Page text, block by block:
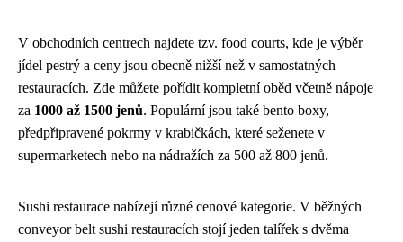
V obchodních centrech najdete tzv. food courts, kde je výběr
jídel pestrý a ceny jsou obecně nižší než v samostatných
restauracích. Zde můžete pořídit kompletní oběd včetně nápoje
za 1000 až 1500 jenů. Populární jsou také bento boxy,
předpřipravené pokrmy v krabičkách, které seženete v
supermarketech nebo na nádražích za 500 až 800 jenů.
Sushi restaurace nabízejí různé cenové kategorie. V běžných
conveyor belt sushi restauracích stojí jeden talířek s dvěma